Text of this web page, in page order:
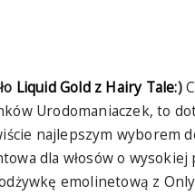
Liquid Gold z Hairy Tale:)
Urodomaniaczek, to
najlepszym wyborem
dla włosów o
emolinetową z